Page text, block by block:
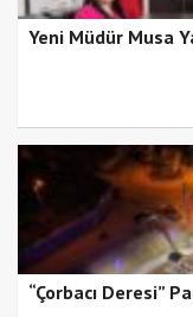
Yeni Müdür Musa
“Çorbacı Deresi”